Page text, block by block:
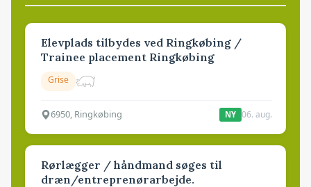
Elevplads tilbydes ved Ringkøbing /
Trainee placement Ringkøbing
Grise
6950, Ringkøbing NY 06. aug.
Rørlægger / håndmand søges til
dræn/entreprenørarbejde.